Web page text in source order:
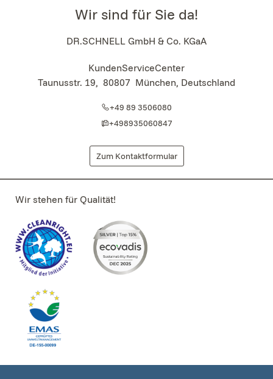
Wir sind für Sie da!
DR.SCHNELL GmbH & Co. KGaA
KundenServiceCenter
Taunusstr. 19, 80807 München, Deutschland
+49 89 3506080
+498935060847
Zum Kontaktformular
Wir stehen für Qualität!